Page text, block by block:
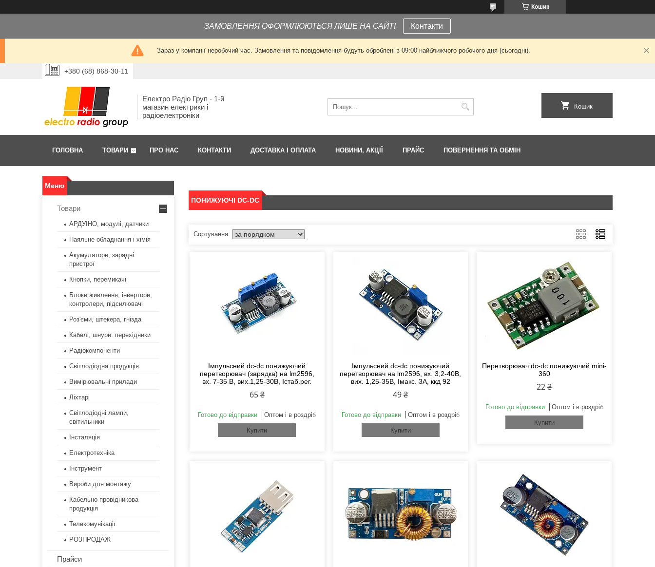
Кошик
ЗАМОВЛЕННЯ ОФОРМЛЮЮТЬСЯ ЛИШЕ НА САЙТІ Контакти
Зараз у компанії неробочий час. Замовлення та повідомлення будуть оброблені з 09:00 найближчого робочого дня (сьогодні).
+380 (68) 868-30-11
Електро Радіо Груп - 1-й
магазин електрики і
радіоелектроніки
Кошик
ГОЛОВНА ТОВАРИ ПРО НАС КОНТАКТИ ДОСТАВКА І ОПЛАТА НОВИНИ, АКЦІЇ ПРАЙС ПОВЕРНЕННЯ ТА ОБМІН
ПОНИЖУЮЧІ DC-DC
Імпульсний dc-dc понижуючий
перетворювач (зарядка) на lm2596,
вх. 7-35 В, вих.1,25-30В, Icтаб.рег.
65 ₴
Готово до відправки Оптом і в роздріб
Купити
Імпульсний dc-dc понижуючий
перетворювач на lm2596, вх. 3,2-40В,
вих. 1,25-35В, Імакс. 3А, ккд 92
49 ₴
Готово до відправки Оптом і в роздріб
Купити
Перетворювач dc-dc понижуючий mini-
360
22 ₴
Готово до відправки Оптом і в роздріб
Купити
Товари
АРДУІНО, модулі, датчики
Паяльне обладнання і хімія
Акумулятори, зарядні
пристрої
Кнопки, перемикачі
Блоки живлення, інвертори,
контролери, підсилювачі
Роз'єми, штекера, гнізда
Кабелі, шнури. перехідники
Радіокомпоненти
Світлодіодна продукція
Вимірювальні прилади
Ліхтарі
Світлодіодні лампи,
світильники
Інсталяція
Електротехніка
Інструмент
Вироби для монтажу
Кабельно-провідникова
продукція
Телекомунікації
РОЗПРОДАЖ
Прайси